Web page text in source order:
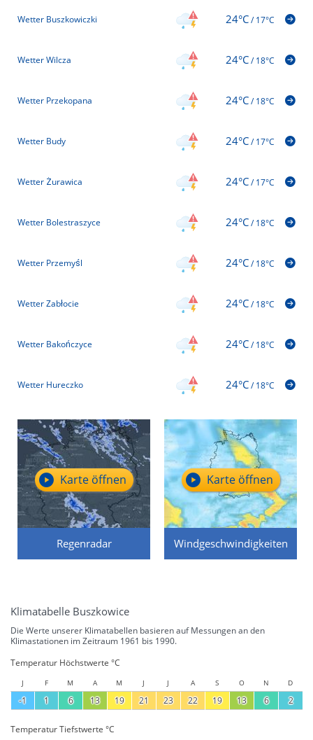
Wetter Buszkowiczki 24°C/17°C
Wetter Wilcza 24°C/18°C
Wetter Przekopana 24°C/18°C
Wetter Budy 24°C/17°C
Wetter Żurawica 24°C/17°C
Wetter Bolestraszyce 24°C/18°C
Wetter Przemyśl 24°C/18°C
Wetter Zabłocie 24°C/18°C
Wetter Bakończyce 24°C/18°C
Wetter Hureczko 24°C/18°C
Regenradar
Karte öffnen
Windgeschwindigkeiten
Karte öffnen
Klimatabelle Buszkowice
Die Werte unserer Klimatabellen basieren auf Messungen an den
Klimastationen im Zeitraum 1961 bis 1990.
Temperatur Höchstwerte °C
J F M A M J J A S O N D
-1 1 6 13 19 21 23 22 19 13 6 2
Temperatur Tiefstwerte °C